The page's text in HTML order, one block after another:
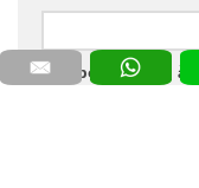
Abonnez-moi à